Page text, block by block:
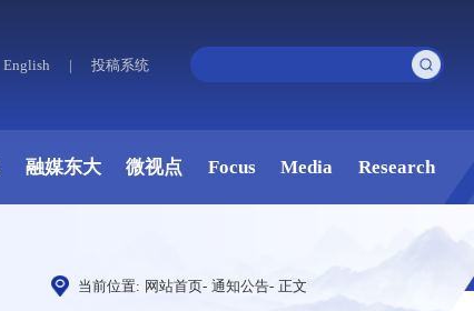
English | 投稿系统
融媒东大 微视点 Focus Media Research
当前位置: 网站首页- 通知公告- 正文